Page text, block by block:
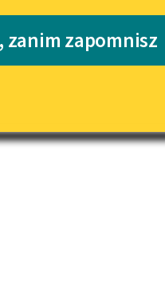
dla
i
dla
Katalog
Katalog w
zanim zapomnisz